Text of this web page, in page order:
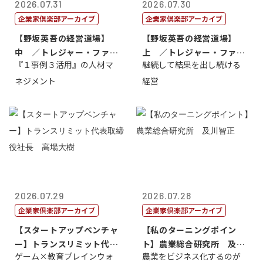
2026.07.31
企業家倶楽部アーカイブ
【野坂英吾の経営道場】
中 ／トレジャー・ファク
トリー社長野坂...
『１事例３活用』の人材マ
ネジメント
2026.07.30
企業家倶楽部アーカイブ
【野坂英吾の経営道場】
上 ／トレジャー・ファク
トリー社長野坂...
継続して結果を出し続ける
経営
2026.07.29
企業家倶楽部アーカイブ
【スタートアップベンチャ
ー】トランスリミット代表
取締役社長 ...
ゲーム×教育ブレインウォ
2026.07.28
企業家倶楽部アーカイブ
【私のターニングポイン
ト】農業総合研究所 及川
智正
農業をビジネス化するのが